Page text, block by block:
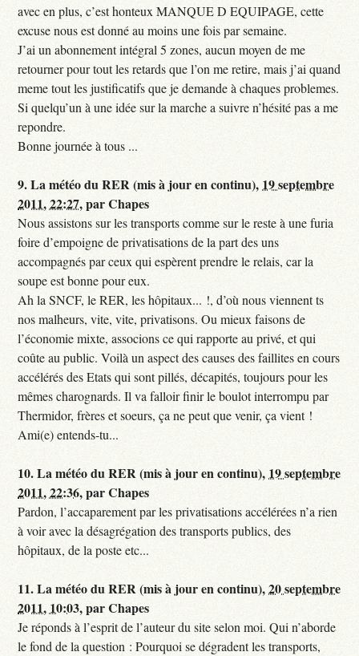
avec en plus, c’est honteux MANQUE D EQUIPAGE, cette
excuse nous est donné au moins une fois par semaine.
J’ai un abonnement intégral 5 zones, aucun moyen de me
retourner pour tout les retards que l’on me retire, mais j’ai quand
meme tout les justificatifs que je demande à chaques problemes.
Si quelqu’un à une idée sur la marche a suivre n’hésité pas a me
repondre.
Bonne journée à tous ...
9.La météo du RER (mis à jour en continu), 19 septembre
2011, 22:27,parChapes
Nous assistons sur les transports comme sur le reste à une furia
foire d’empoigne de privatisations de la part des uns
accompagnés par ceux qui espèrent prendre le relais, car la
soupe est bonne pour eux.
Ah la SNCF, le RER, les hôpitaux... !, d’où nous viennent ts
nos malheurs, vite, vite, privatisons. Ou mieux faisons de
l’économie mixte, associons ce qui rapporte au privé, et qui
coûte au public. Voilà un aspect des causes des faillites en cours
accélérés des Etats qui sont pillés, décapités, toujours pour les
mêmes charognards. Il va falloir finir le boulot interrompu par
Thermidor, frères et soeurs, ça ne peut que venir, ça vient !
Ami(e) entends-tu...
10.La météo du RER (mis à jour en continu), 19 septembre
2011, 22:36,parChapes
Pardon, l’accaparement par les privatisations accélérées n’a rien
à voir avec la désagrégation des transports publics, des
hôpitaux, de la poste etc...
11.La météo du RER (mis à jour en continu),20 septembre
2011, 10:03,parChapes
Je réponds à l’esprit de l’auteur du site selon moi. Qui n’aborde
le fond de la question : Pourquoi se dégradent les transports,